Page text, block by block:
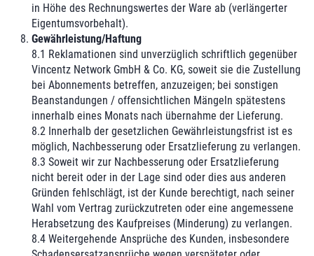
in Höhe des Rechnungswertes der Ware ab (verlängerter
Eigentumsvorbehalt).
Gewährleistung/Haftung
8.1 Reklamationen sind unverzüglich schriftlich gegenüber
Vincentz Network GmbH & Co. KG, soweit sie die Zustellung
bei Abonnements betreffen, anzuzeigen; bei sonstigen
Beanstandungen / offensichtlichen Mängeln spätestens
innerhalb eines Monats nach übernahme der Lieferung.
8.2 Innerhalb der gesetzlichen Gewährleistungsfrist ist es
möglich, Nachbesserung oder Ersatzlieferung zu verlangen.
8.3 Soweit wir zur Nachbesserung oder Ersatzlieferung
nicht bereit oder in der Lage sind oder dies aus anderen
Gründen fehlschlägt, ist der Kunde berechtigt, nach seiner
Wahl vom Vertrag zurückzutreten oder eine angemessene
Herabsetzung des Kaufpreises (Minderung) zu verlangen.
8.4 Weitergehende Ansprüche des Kunden, insbesondere